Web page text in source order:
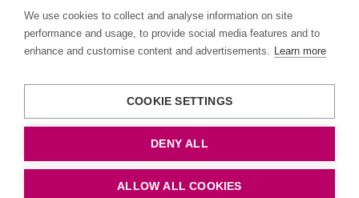
We use cookies to collect and analyse information on site
performance and usage, to provide social media features and to
enhance and customise content and advertisements. Learn more
COOKIE SETTINGS
DENY ALL
ALLOW ALL COOKIES
Rosenlundsgatan 54
118 63 Stockholm
+46 (0)10-414 42 00